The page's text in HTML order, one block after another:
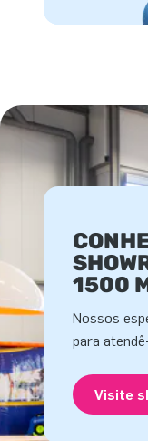
1500
Nossos
para
Visite